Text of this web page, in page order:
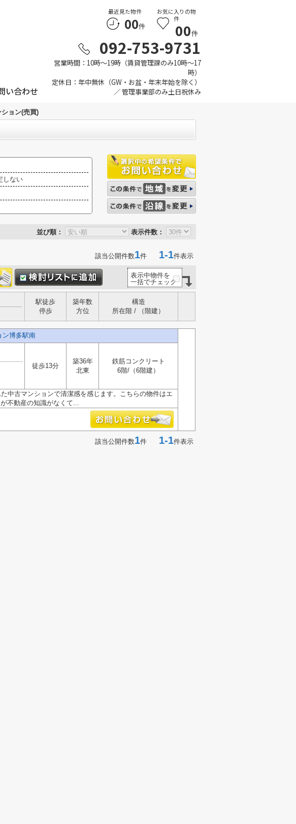
い合わせ
最近見た物件
00件
お気に入りの物
件
00件
092-753-9731
営業時間：10時～19時（賃貸管理課のみ10時～17
時）
定休日：年中無休（GW・お盆・年末年始を除く）
／ 管理事業部のみ土日祝休み
ョン(売買)
しない
並び順： 表示件数：
該当公開件数1件 1-1件表示
表示中物件を
一括でチェック
駅徒歩
停歩
築年数
方位
構造
所在階 / （階建）
ン博多駅南
徒歩13分
築36年
北東
鉄筋コンクリート
6階/（6階建）
中古マンションで清潔感を感じます。こちらの物件はエ
不動産の知識がなくて...
該当公開件数1件 1-1件表示